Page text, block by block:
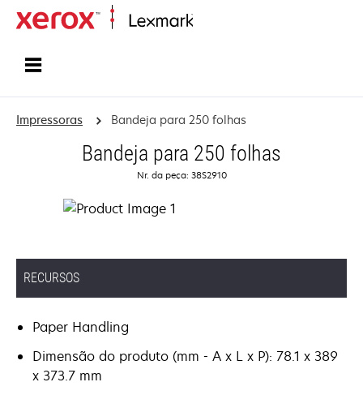
Impressoras Bandeja para 250 folhas
Bandeja para 250 folhas
Nr. da peça: 38S2910
RECURSOS
Paper Handling
Dimensão do produto (mm - A x L x P): 78.1 x 389
x 373.7 mm